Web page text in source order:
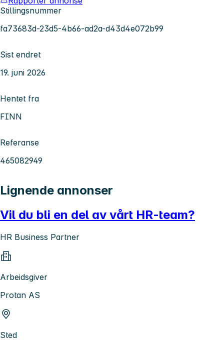
Stillingsnummer
fa73683d-23d5-4b66-ad2a-d43d4e072b99
Sist endret
19. juni 2026
Hentet fra
FINN
Referanse
465082949
Lignende annonser
Vil du bli en del av vårt HR-team?
HR Business Partner
Arbeidsgiver
Protan AS
Sted